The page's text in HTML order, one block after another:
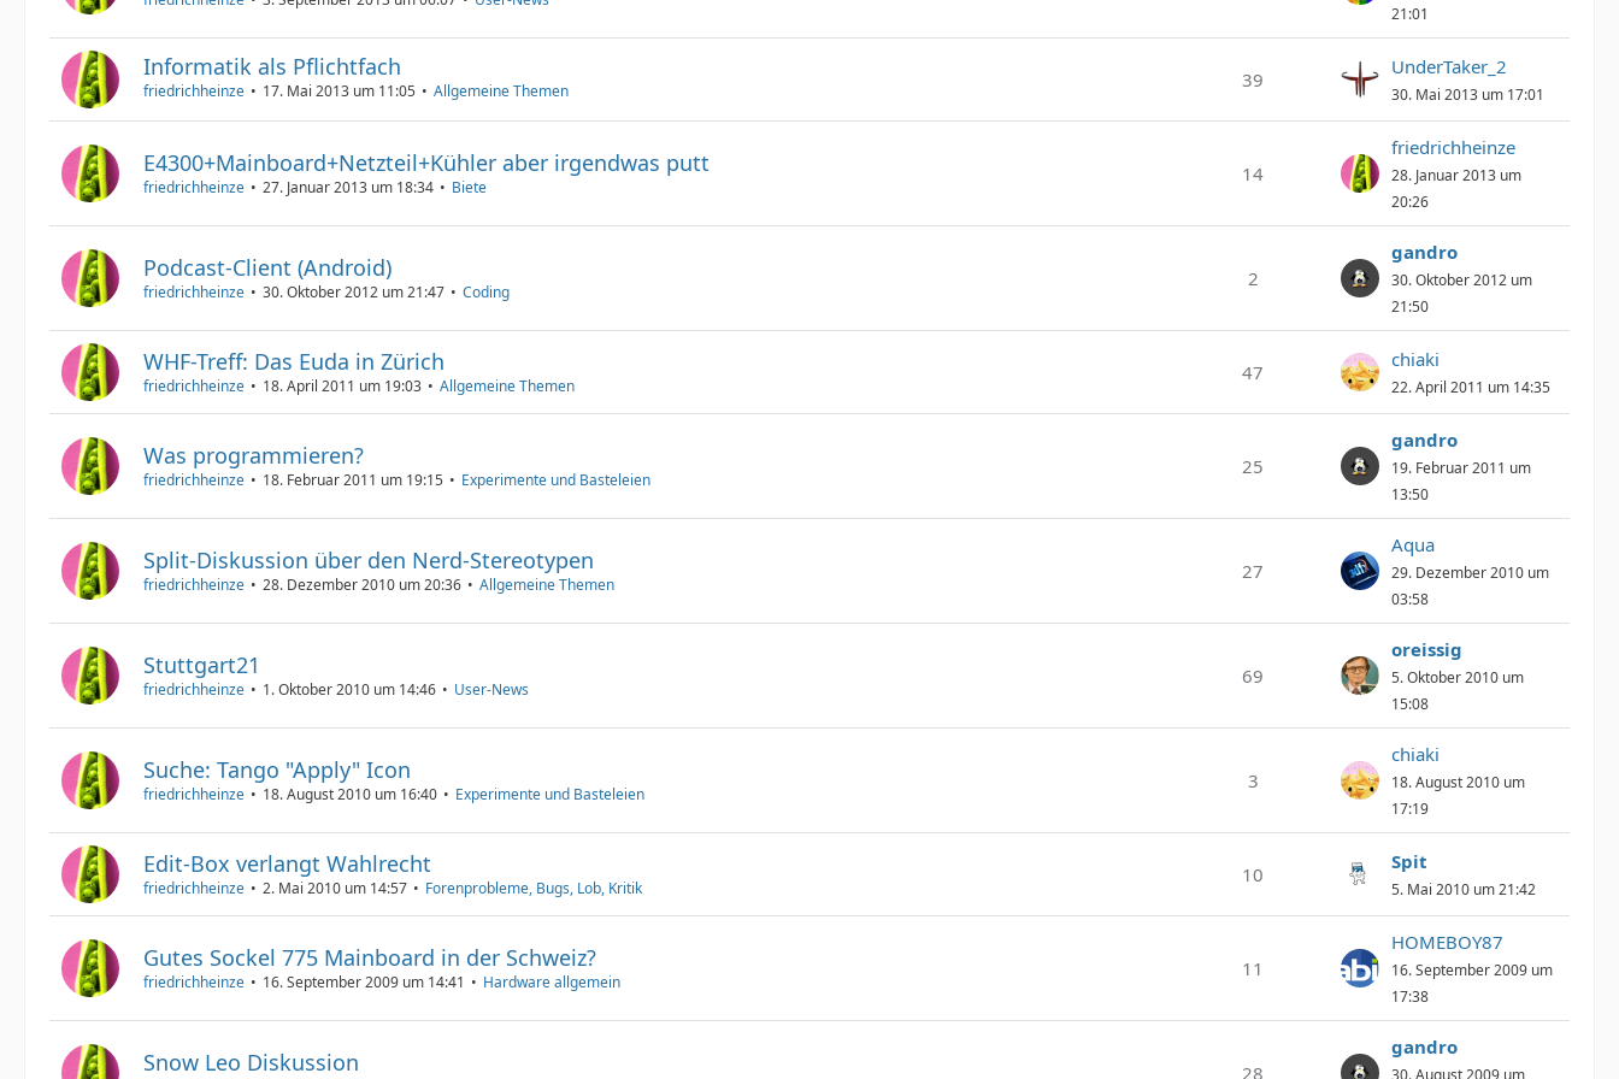
21:01
Informatik als Pflichtfach
friedrichheinze 17. Mai 2013 um 11:05 Allgemeine Themen 39
UnderTaker_2
30. Mai 2013 um 17:01
E4300+Mainboard+Netzteil+Kühler aber irgendwas putt
friedrichheinze 27. Januar 2013 um 18:34 Biete
14
friedrichheinze
28. Januar 2013 um
20:26
Podcast-Client (Android)
friedrichheinze 30. Oktober 2012 um 21:47 Coding
2
gandro
30. Oktober 2012 um
21:50
WHF-Treff: Das Euda in Zürich
friedrichheinze 18. April 2011 um 19:03 Allgemeine Themen
47
chiaki
22. April 2011 um 14:35
Was programmieren?
friedrichheinze 18. Februar 2011 um 19:15 Experimente und Basteleien
25
gandro
19. Februar 2011 um
13:50
Split-Diskussion über den Nerd-Stereotypen
friedrichheinze 28. Dezember 2010 um 20:36 Allgemeine Themen
27
Aqua
29. Dezember 2010 um
03:58
Stuttgart21
friedrichheinze 1. Oktober 2010 um 14:46 User-News
69
oreissig
5. Oktober 2010 um
15:08
Suche: Tango "Apply" Icon
friedrichheinze 18. August 2010 um 16:40 Experimente und Basteleien
3
chiaki
18. August 2010 um
17:19
Edit-Box verlangt Wahlrecht
friedrichheinze 2. Mai 2010 um 14:57 Forenprobleme, Bugs, Lob, Kritik
10
Spit
5. Mai 2010 um 21:42
Gutes Sockel 775 Mainboard in der Schweiz?
friedrichheinze 16. September 2009 um 14:41 Hardware allgemein
11
HOMEBOY87
16. September 2009 um
17:38
Snow Leo Diskussion 28
gandro
30. August 2009 um